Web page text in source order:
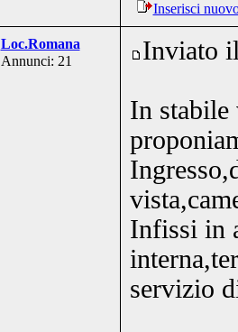
Inserisci
Loc.Romana
Annunci: 21
Inviato
In stabile
Infissi in
servizio